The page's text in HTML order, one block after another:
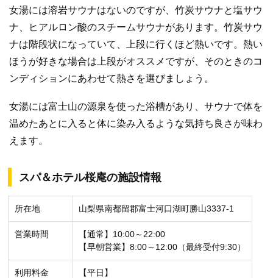
女湯には溶岩サウナはないのですが、竹炭サウナと塩サウ
ナ、ヒアルロン酸のスチームサウナがあります。竹炭サウ
ナは階段状になっていて、上段に行くほど熱いです。熱い
ほうが好きな場合は上段がオススメですが、そのときのコ
ンディションにあわせて熱さを選びましょう。
女湯には富士山の源泉を使った浴槽があり、サウナで体を
温めたあとに入ると体に染み入るような気持ち良さが味わ
えます。
スパ＆ホテル桜庵の施設情報
所在地 山梨県南都留郡富士河口湖町勝山3337-1
営業時間
【通常】10:00～22:00
【早朝営業】8:00～12:00（最終受付9:30）
利用料金
【平日】